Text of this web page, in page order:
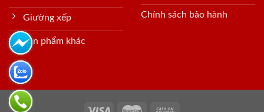
Giường xếp
Sản phẩm khác
Chính sách bảo hành